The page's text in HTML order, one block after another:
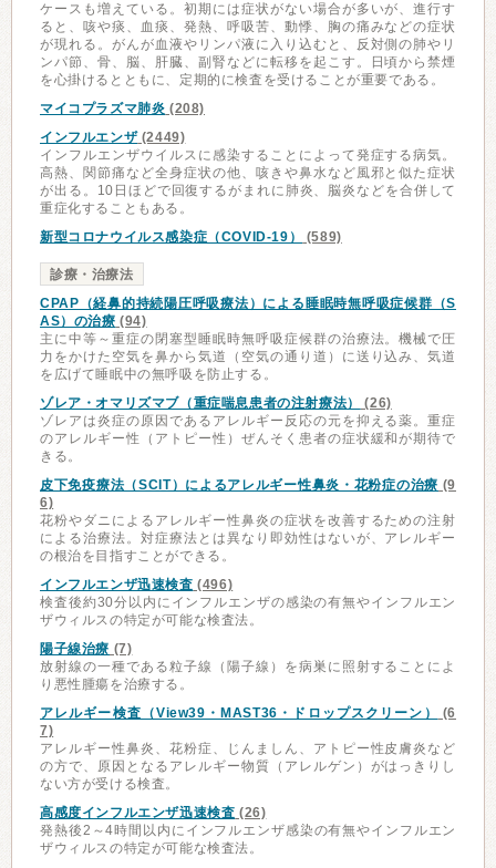
ケースも増えている。初期には症状がない場合が多いが、進行す
ると、咳や痰、血痰、発熱、呼吸苦、動悸、胸の痛みなどの症状
が現れる。がんが血液やリンパ液に入り込むと、反対側の肺やリ
ンパ節、骨、脳、肝臓、副腎などに転移を起こす。日頃から禁煙
を心掛けるとともに、定期的に検査を受けることが重要である。
マイコプラズマ肺炎 (208)
インフルエンザ(2449)
インフルエンザウイルスに感染することによって発症する病気。
高熱、関節痛など全身症状の他、咳きや鼻水など風邪と似た症状
が出る。10日ほどで回復するがまれに肺炎、脳炎などを合併して
重症化することもある。
新型コロナウイルス感染症（COVID-19）
(589)
診療・治療法
CPAP（経鼻的持続陽圧呼吸療法）による睡眠時無呼吸症候群（S
AS）の治療 (94)
主に中等～重症の閉塞型睡眠時無呼吸症候群の治療法。機械で圧
力をかけた空気を鼻から気道（空気の通り道）に送り込み、気道
を広げて睡眠中の無呼吸を防止する。
ゾレア・オマリズマブ（重症喘息患者の注射療法）
(26)
ゾレアは炎症の原因であるアレルギー反応の元を抑える薬。重症
のアレルギー性（アトピー性）ぜんそく患者の症状緩和が期待で
きる。
皮下免疫療法（SCIT）によるアレルギー性鼻炎・花粉症の治療 (9
6)
花粉やダニによるアレルギー性鼻炎の症状を改善するための注射
による治療法。対症療法とは異なり即効性はないが、アレルギー
の根治を目指すことができる。
インフルエンザ迅速検査 (496)
検査後約30分以内にインフルエンザの感染の有無やインフルエン
ザウィルスの特定が可能な検査法。
陽子線治療 (7)
放射線の一種である粒子線（陽子線）を病巣に照射することによ
り悪性腫瘍を治療する。
アレルギー検査（View39・MAST36・ドロップスクリーン）
(6
7)
アレルギー性鼻炎、花粉症、じんましん、アトピー性皮膚炎など
の方で、原因となるアレルギー物質（アレルゲン）がはっきりし
ない方が受ける検査。
高感度インフルエンザ迅速検査 (26)
発熱後2～4時間以内にインフルエンザ感染の有無やインフルエン
ザウィルスの特定が可能な検査法。